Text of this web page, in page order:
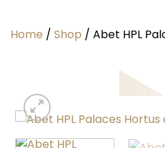
Home / Shop / Abet HPL